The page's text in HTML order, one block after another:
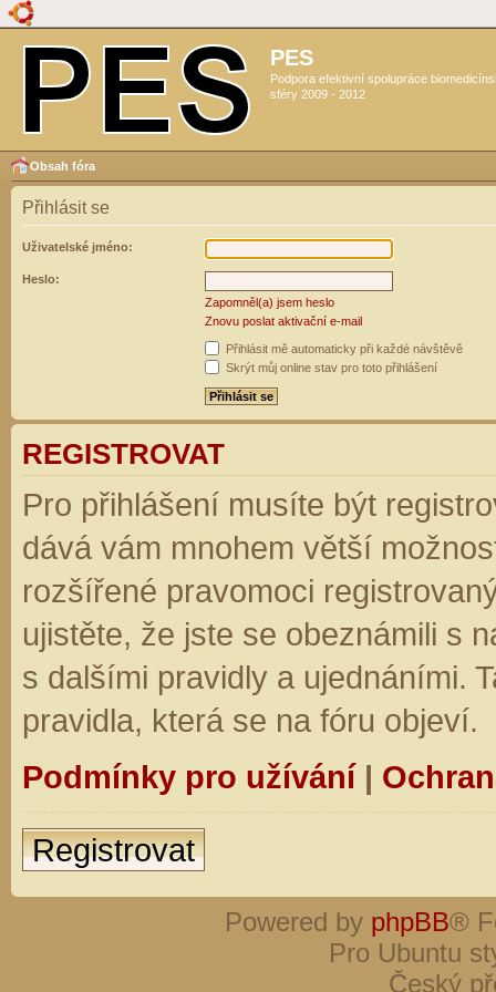
PES
Podpora efektivní spolupráce
sféry 2009 - 2012
Obsah fóra
Přihlásit se
Uživatelské jméno:
Heslo:
Zapomněl(a) jsem heslo
Znovu poslat aktivační e-mail
Přihlásit mě automaticky při každé návštěvě
Skrýt můj online stav pro toto přihlášení
REGISTROVAT
Pro přihlášení musíte být
dává vám mnohem větší
rozšířené pravomoci
ujistěte, že jste se obeznámili s
s dalšími pravidly a ujednáními.
pravidla, která se na fóru objeví.
Podmínky pro užívání|
Registrovat
Powered by phpBB®
Pro Ubuntu
Český